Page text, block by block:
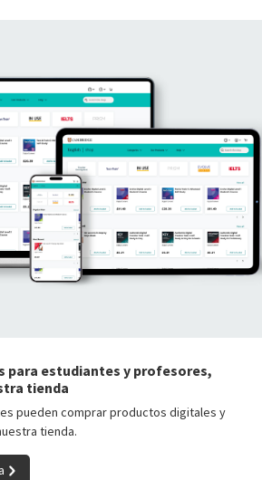
para estudiantes y profesores,
tienda
pueden comprar productos digitales y
tienda.